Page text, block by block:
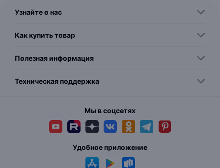
Узнайте о нас
Как купить товар
Полезная информация
Техническая поддержка
Мы в соцсетях
Удобное приложение